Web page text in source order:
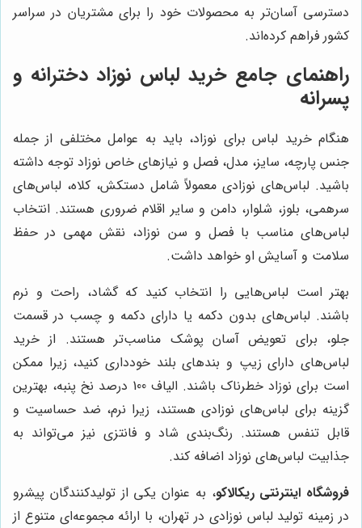
دسترسی آسان‌تر به محصولات خود را برای مشتریان در سراسر
کشور فراهم کرده‌اند.
راهنمای جامع خرید لباس نوزاد دخترانه و
پسرانه
هنگام خرید لباس برای نوزاد، باید به عوامل مختلفی از جمله
جنس پارچه، سایز، مدل، فصل و نیازهای خاص نوزاد توجه داشته
باشید. لباس‌های نوزادی معمولاً شامل دستکش، کلاه، لباس‌های
سرهمی، بلوز، شلوار، دامن و سایر اقلام ضروری هستند. انتخاب
لباس‌های مناسب با فصل و سن نوزاد، نقش مهمی در حفظ
سلامت و آسایش او خواهد داشت.
بهتر است لباس‌هایی را انتخاب کنید که گشاد، راحت و نرم
باشند. لباس‌های بدون دکمه یا دارای دکمه و چسب در قسمت
جلو، برای تعویض آسان پوشک مناسب‌تر هستند. از خرید
لباس‌های دارای زیپ و بندهای بلند خودداری کنید، زیرا ممکن
است برای نوزاد خطرناک باشند. الیاف 100 درصد نخ پنبه، بهترین
گزینه برای لباس‌های نوزادی هستند، زیرا نرم، ضد حساسیت و
قابل تنفس هستند. رنگ‌بندی شاد و فانتزی نیز می‌تواند به
جذابیت لباس‌های نوزاد اضافه کند.
فروشگاه اینترنتی ریکالاکو، به عنوان یکی از تولیدکنندگان پیشرو
در زمینه تولید لباس نوزادی در تهران، با ارائه مجموعه‌ای متنوع از